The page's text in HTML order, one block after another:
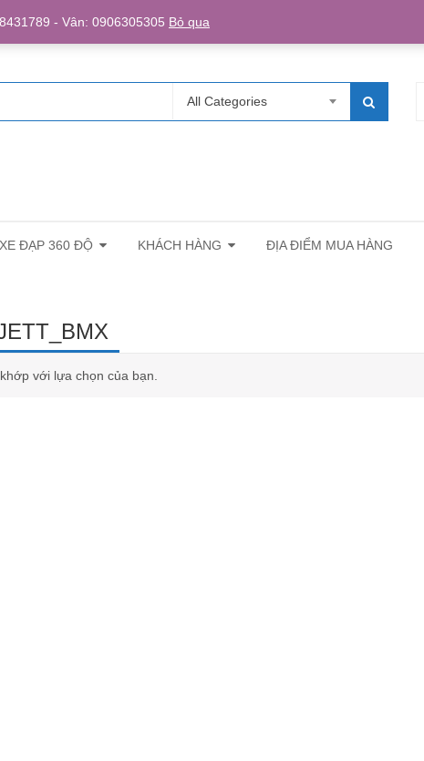
Login/Register
All Categories
XE ĐẠP 360 ĐỘ KHÁCH HÀNG ĐỊA ĐIỂM MUA HÀNG
với lựa chọn của bạn.
- Vân: 0906305305 Bỏ qua